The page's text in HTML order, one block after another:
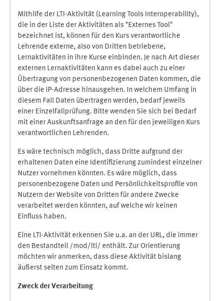
Mithilfe der LTI-Aktivität (Learning Tools Interoperability),
die in der Liste der Aktivitäten als "Externes Tool"
bezeichnet ist, können für den Kurs verantwortliche
Lehrende externe, also von Dritten betriebene,
Lernaktivitäten in ihre Kurse einbinden. Je nach Art dieser
externen Lernaktivitäten kann es dabei auch zu einer
Übertragung von personenbezogenen Daten kommen, die
über die IP-Adresse hinausgehen. In welchem Umfang in
diesem Fall Daten übertragen werden, bedarf jeweils
einer Einzelfallprüfung. Bitte wenden Sie sich bei Bedarf
mit einer Auskunftsanfrage an den für den jeweiligen Kurs
verantwortlichen Lehrenden.
Es wäre technisch möglich, dass Dritte aufgrund der
erhaltenen Daten eine Identifizierung zumindest einzelner
Nutzer vornehmen könnten. Es wäre möglich, dass
personenbezogene Daten und Persönlichkeitsprofile von
Nutzern der Website von Dritten für andere Zwecke
verarbeitet werden könnten, auf welche wir keinen
Einfluss haben.
Eine LTI-Aktivität erkennen Sie u.a. an der URL, die immer
den Bestandteil /mod/lti/ enthält. Zur Orientierung
möchten wir anmerken, dass diese Aktivität bislang
äußerst selten zum Einsatz kommt.
Zweck der Verarbeitung